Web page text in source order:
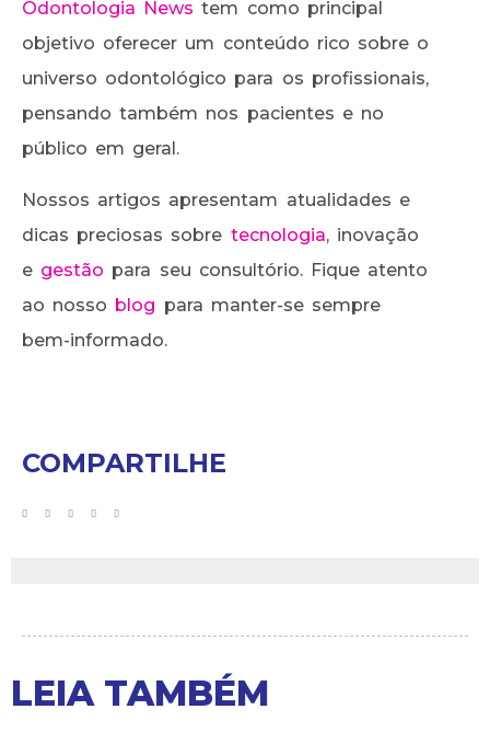
Odontologia News tem como principal
objetivo oferecer um conteúdo rico sobre o
universo odontológico para os profissionais,
pensando também nos pacientes e no
público em geral.
Nossos artigos apresentam atualidades e
dicas preciosas sobre tecnologia, inovação
e gestão para seu consultório. Fique atento
ao nosso blog para manter-se sempre
bem-informado.
COMPARTILHE
LEIA TAMBÉM